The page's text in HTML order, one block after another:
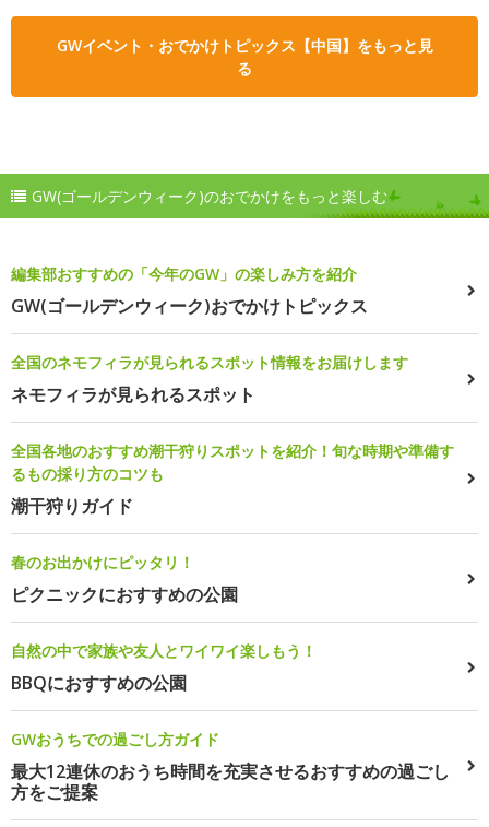
GWイベント・おでかけトピックス【中国】をもっと見
る
GW(ゴールデンウィーク)のおでかけをもっと楽しむ
編集部おすすめの「今年のGW」の楽しみ方を紹介
GW(ゴールデンウィーク)おでかけトピックス
全国のネモフィラが見られるスポット情報をお届けします
ネモフィラが見られるスポット
全国各地のおすすめ潮干狩りスポットを紹介！旬な時期や準備す
るもの採り方のコツも
潮干狩りガイド
春のお出かけにピッタリ！
ピクニックにおすすめの公園
自然の中で家族や友人とワイワイ楽しもう！
BBQにおすすめの公園
GWおうちでの過ごし方ガイド
最大12連休のおうち時間を充実させるおすすめの過ごし
方をご提案